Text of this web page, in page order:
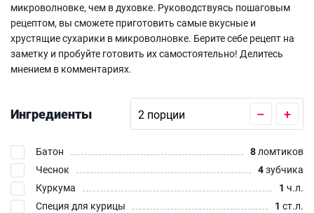
микроволновке, чем в духовке. Руководствуясь пошаговым
рецептом, вы сможете приготовить самые вкусные и
хрустящие сухарики в микроволновке. Берите себе рецепт на
заметку и пробуйте готовить их самостоятельно! Делитесь
мнением в комментариях.
Ингредиенты – +
Батон 8ломтиков
Чеснок
4зубчика
Куркума
1 ч.л.
Специя для курицы
1 ст.л.